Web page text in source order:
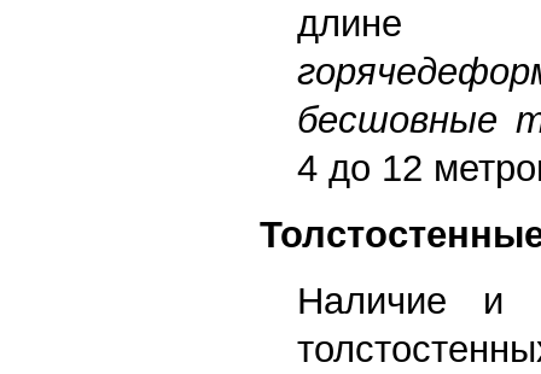
бесшовные
4 до 12
Наличие и